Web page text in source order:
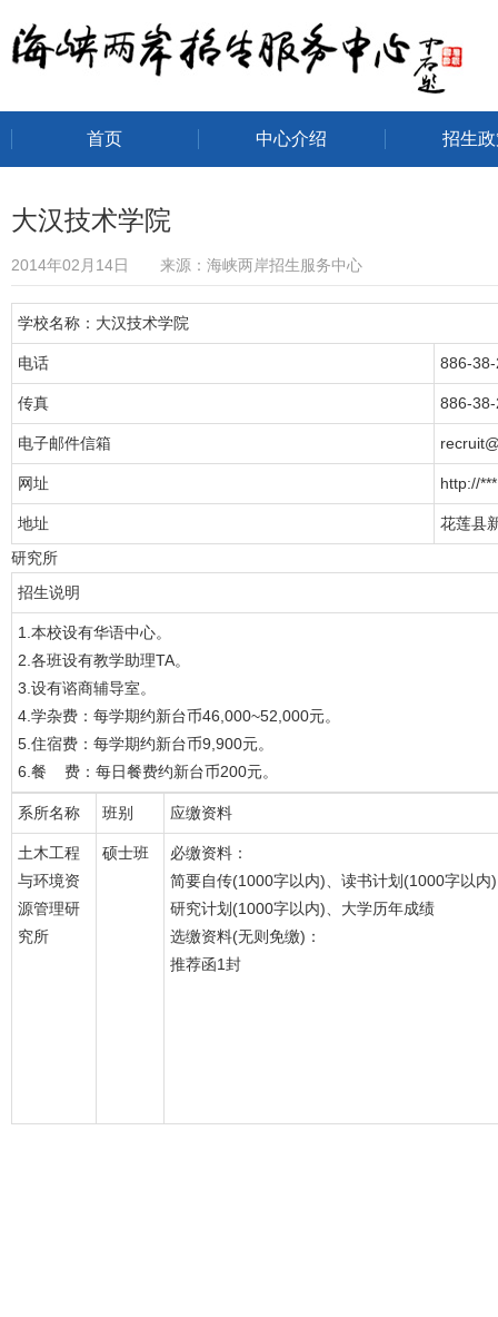
海峡两岸招生服务中心
首页 中心介绍 招生
大汉技术学院
2014年02月14日 来源：海峡两岸招生服务中心
学校名称：大汉技术学院
电话 886-
传真 886-
电子邮件信箱
网址 http://***
地址
花莲县
研究所
招生说明
1.本校设有华语中心。
2.各班设有教学助理TA。
3.设有谘商辅导室。
4.学杂费：每学期约新台币46,000~52,000元。
5.住宿费：每学期约新台币9,900元。
6.餐 费：每日餐费约新台币200元。
系所名称 班别 应缴资料
土木工程
与环境资
源管理研
究所
硕士班
必缴资料：
简要自传(1000字以内)、读书计划(1000字以内
研究计划(1000字以内)、大学历年成绩
选缴资料(无则免缴)：
推荐函1封